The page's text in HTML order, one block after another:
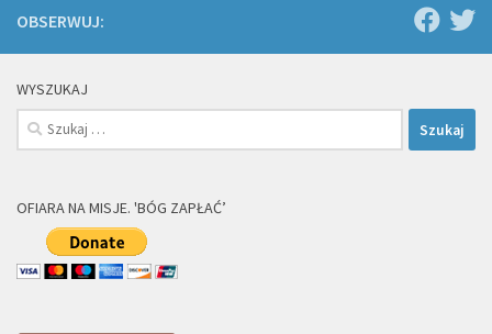
OBSERWUJ:
WYSZUKAJ
Szukaj:
OFIARA NA MISJE. 'BÓG ZAPŁAĆ’